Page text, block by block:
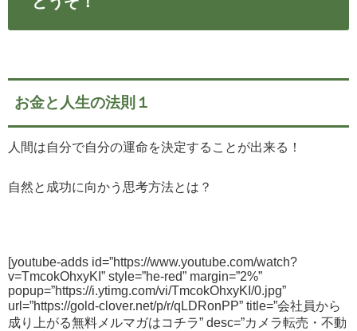
お金と人生の法則１
人間は自分で自分の運命を決定することが出来る！
自然と成功に向かう思考方法とは？
[youtube-adds id=”https://www.youtube.com/watch?
v=TmcokOhxyKI” style=”he-red” margin=”2%”
popup=”https://i.ytimg.com/vi/TmcokOhxyKI/0.jpg”
url=”https://gold-clover.net/p/r/qLDRonPP” title=”会社員から
成り上がる無料メルマガはコチラ” desc=”カメラ転売・不動